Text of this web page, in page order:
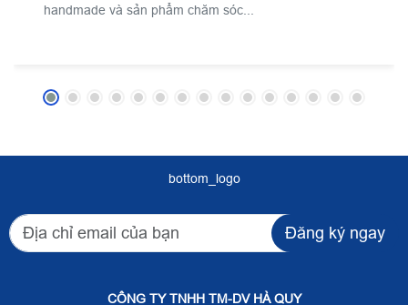
handmade và sản phẩm chăm sóc...
bottom_logo
Đăng ký ngay
CÔNG TY TNHH TM-DV HÀ QUY